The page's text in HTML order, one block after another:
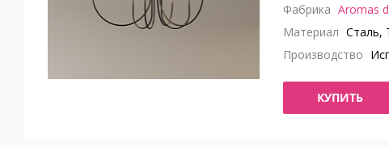
Фабрика Aromas
Материал Сталь,
Производство
КУПИТЬ